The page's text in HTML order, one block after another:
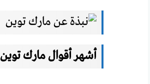
أشهر أقوال مارك توين